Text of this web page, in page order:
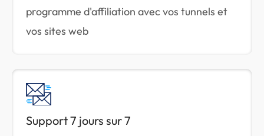
programme d'affiliation avec vos tunnels et
vos sites web
Support 7 jours sur 7